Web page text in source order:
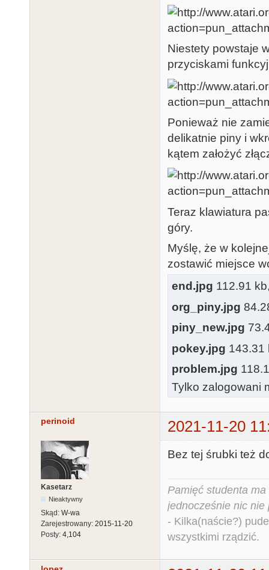
Niestety powstaje
przyciskami
Ponieważ nie
delikatnie piny i
kątem założyć
Teraz klawiatura
góry.
Myślę, że w
zostawić miejsce
end.jpg 112.91
org_piny.jpg
piny_new.jpg
pokey.jpg 143.31
problem.jpg
Tylko zalogowani
perinoid 2021-11-20
Kasetarz
Nieaktywny
Skąd: W-wa
Zarejestrowany: 2015-11-20
Posty: 4,104
Bez tej śrubki też
Pamięć studenta
jednocześnie nic nie
- Kilka(naście?)
wszystkimi rządzić.